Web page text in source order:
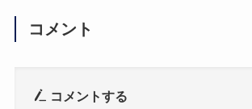
コメント
コメントする